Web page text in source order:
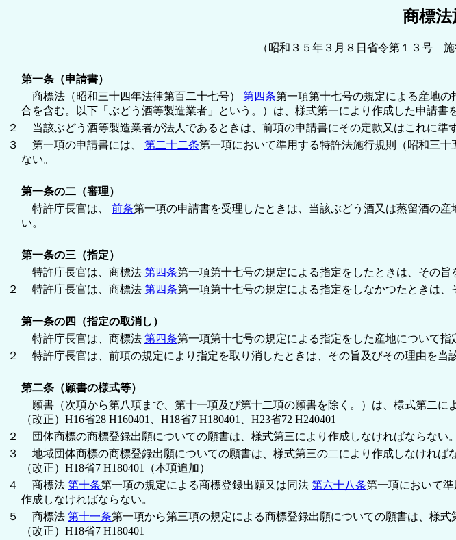
商標法
（昭和３５年３月８日省令第１３号
第一条（申請書）
商標法（昭和三十四年法律第百二十七号） 第四条第一項第十七号の規定による産地
合を含む。以下「ぶどう酒等製造業者」という。）は、様式第一により作成した申請書
２
当該ぶどう酒等製造業者が法人であるときは、前項の申請書にその定款又はこれに準
３
第一項の申請書には、 第二十二条第一項において準用する特許法施行規則（昭和三十
ない。
第一条の二（審理）
特許庁長官は、 前条第一項の申請書を受理したときは、当該ぶどう酒又は蒸留酒の
い。
第一条の三（指定）
特許庁長官は、商標法 第四条第一項第十七号の規定による指定をしたときは、その
２
特許庁長官は、商標法 第四条第一項第十七号の規定による指定をしなかつたときは
第一条の四（指定の取消し）
特許庁長官は、商標法 第四条第一項第十七号の規定による指定をした産地について
２
特許庁長官は、前項の規定により指定を取り消したときは、その旨及びその理由を当
第二条（願書の様式等）
願書（次項から第八項まで、第十一項及び第十二項の願書を除く。）は、様式第二に
（改正）H16省28 H160401、H18省7 H180401、H23省72 H240401
２
団体商標の商標登録出願についての願書は、様式第三により作成しなければならない。
３
地域団体商標の商標登録出願についての願書は、様式第三の二により作成しなければ
（改正）H18省7 H180401（本項追加）
４
商標法 第十条第一項の規定による商標登録出願又は同法 第六十八条第一項において
作成しなければならない。
５
商標法 第十一条第一項から第三項の規定による商標登録出願についての願書は、様式
（改正）H18省7 H180401